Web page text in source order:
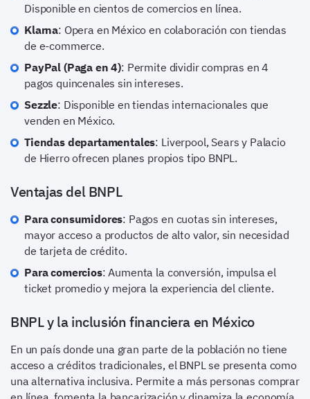
Disponible en cientos de comercios en línea.
Klarna: Opera en México en colaboración con tiendas
de e-commerce.
PayPal (Paga en 4): Permite dividir compras en 4
pagos quincenales sin intereses.
Sezzle: Disponible en tiendas internacionales que
venden en México.
Tiendas departamentales: Liverpool, Sears y Palacio
de Hierro ofrecen planes propios tipo BNPL.
Ventajas del BNPL
Para consumidores: Pagos en cuotas sin intereses,
mayor acceso a productos de alto valor, sin necesidad
de tarjeta de crédito.
Para comercios: Aumenta la conversión, impulsa el
ticket promedio y mejora la experiencia del cliente.
BNPL y la inclusión financiera en México
En un país donde una gran parte de la población no tiene
acceso a créditos tradicionales, el BNPL se presenta como
una alternativa inclusiva. Permite a más personas comprar